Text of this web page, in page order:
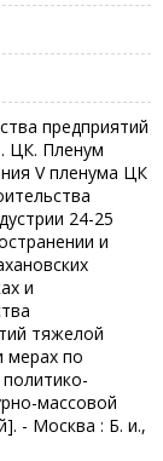
предприятий
ЦК. Пленум
V пленума ЦК
24-25
и
и
тяжелой
мерах по
массовой
- Москва : Б. и.,